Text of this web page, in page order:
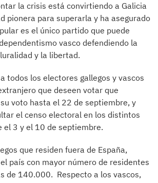
la crisis está convirtiendo a Galicia
pionera para superarla y ha asegurado
es el único partido que puede
vasco defendiendo la
y la libertad.
todos los electores gallegos y vascos
que deseen votar que
voto hasta el 22 de septiembre, y
el censo electoral en los distintos
el 3 y el 10 de septiembre.
que residen fuera de España,
país con mayor número de residentes
de 140.000. Respecto a los vascos,